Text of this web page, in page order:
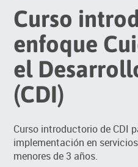
Curso
enfoque
el
(CDI)
Curso introductorio de CDI
implementación en
menores de 3 años.